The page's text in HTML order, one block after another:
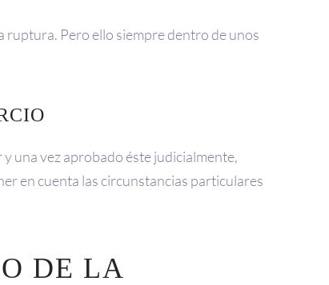
ruptura. Pero ello siempre dentro de unos
y una vez aprobado éste judicialmente,
en cuenta las circunstancias particulares
DE LA